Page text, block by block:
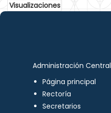
Visualizaciones
Administración Central
Página principal
Rectoría
Secretarios